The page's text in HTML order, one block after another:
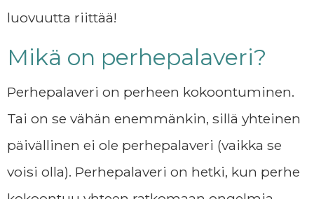
luovuutta riittää!
Mikä on perhepalaveri?
Perhepalaveri on perheen kokoontuminen.
Tai on se vähän enemmänkin, sillä yhteinen
päivällinen ei ole perhepalaveri (vaikka se
voisi olla). Perhepalaveri on hetki, kun perhe